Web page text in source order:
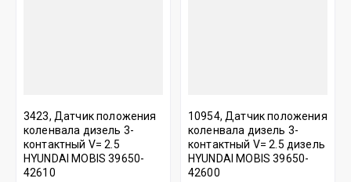
3423, Датчик положения
коленвала дизель 3-
контактный V= 2.5
HYUNDAI MOBIS 39650-
42610
10954, Датчик положения
коленвала дизель 3-
контактный V= 2.5 дизель
HYUNDAI MOBIS 39650-
42600